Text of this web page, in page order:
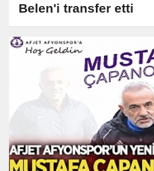
Belen'i transfer etti